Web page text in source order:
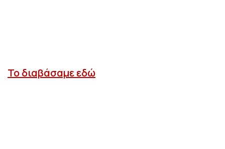
Το διαβάσαμε εδώ